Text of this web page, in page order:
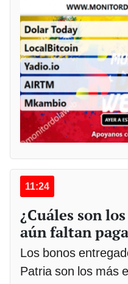
11:24
¿Cuáles son
aún faltan
Los bonos
Patria son los más